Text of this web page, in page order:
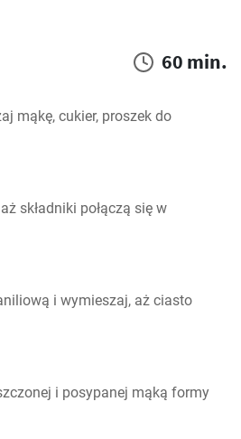
60 min.
mąkę, cukier, proszek do
składniki połączą się w
i wymieszaj, aż ciasto
i posypanej mąką formy